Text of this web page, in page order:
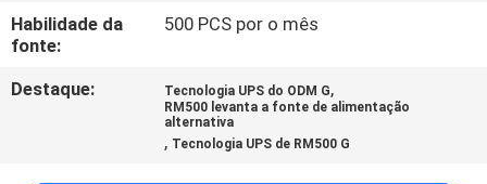
QUALIDADE
CONTACTE-
Habilidade da
fonte:
500 PCS por o mês
Destaque: Tecnologia UPS do ODM G,
RM500 levanta a fonte de alimentação
alternativa
, Tecnologia UPS de RM500 G